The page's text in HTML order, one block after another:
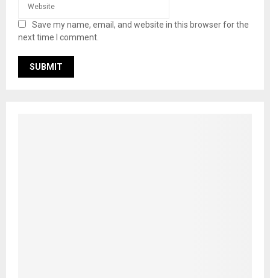
Save my name, email, and website in this browser for the
next time I comment.